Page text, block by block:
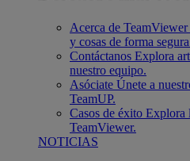
Acerca de TeamViewer
y cosas de forma
Contáctanos Explora
nuestro equipo.
Asóciate Únete a
TeamUP.
Casos de éxito Explora
TeamViewer.
NOTICIAS